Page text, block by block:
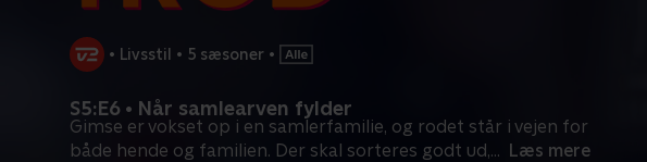
• Livsstil • 5 sæsoner •
S5:E6 • Når samlearven fylder
Gimse er vokset op i en samlerfamilie, og rodet står i vejen for
både hende og familien. Der skal sorteres godt ud,... Læs mere